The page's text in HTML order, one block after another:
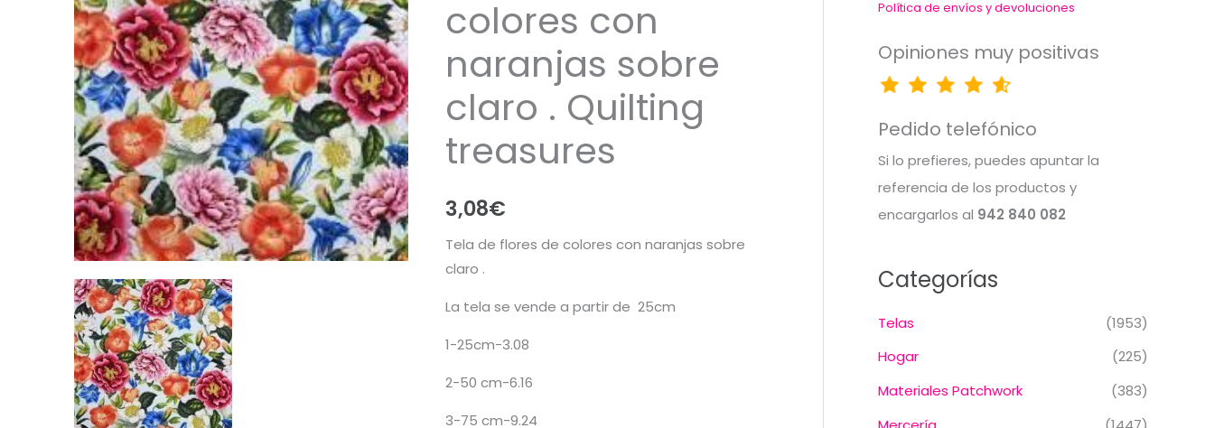
colores con
naranjas sobre
claro . Quilting
treasures
3,08€
Tela de flores de colores con naranjas sobre
claro .
La tela se vende a partir de 25cm
1-25cm-3.08
2-50 cm-6.16
3-75 cm-9.24
Política de envíos y devoluciones
Opiniones muy positivas
Pedido telefónico
Si lo prefieres, puedes apuntar la
referencia de los productos y
encargarlos al 942 840 082
Categorías
Telas
(1953)
Hogar
(225)
Materiales Patchwork
(383)